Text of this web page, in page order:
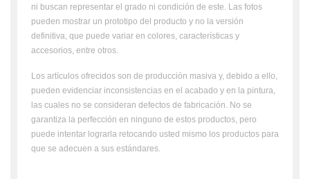
ni buscan representar el grado ni condición de este. Las fotos
pueden mostrar un prototipo del producto y no la versión
definitiva, que puede variar en colores, características y
accesorios, entre otros.
Los artículos ofrecidos son de producción masiva y, debido a ello,
pueden evidenciar inconsistencias en el acabado y en la pintura,
las cuales no se consideran defectos de fabricación. No se
garantiza la perfección en ninguno de estos productos, pero
puede intentar lograrla retocando usted mismo los productos para
que se adecuen a sus estándares.